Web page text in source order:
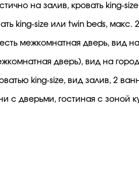
на залив, кровать king-
king-size или twin beds, макс.
межкомнатная дверь, вид
дверь), вид на
king-size, вид залив, 2
с дверьми, гостиная с зоной